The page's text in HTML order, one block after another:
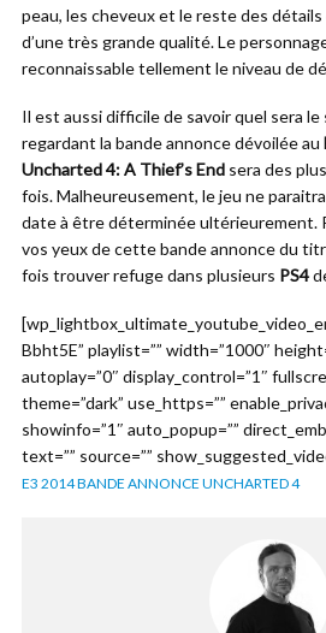
peau, les cheveux et le reste des
d’une très grande qualité. Le
reconnaissable tellement le niveau de
Il est aussi difficile de savoir quel sera le
regardant la bande annonce dévoilée au
Uncharted 4: A Thief’s End sera des
fois. Malheureusement, le jeu ne
date à être déterminée ultérieurement.
vos yeux de cette bande annonce du
fois trouver refuge dans plusieurs PS4
Bbht5E” playlist=”” width=”1000″
autoplay=”0″ display_control=”1″
theme=”dark” use_https=””
showinfo=”1″ auto_popup=””
text=”” source=””
E3 2014 BANDE ANNONCE UNCHARTED 4